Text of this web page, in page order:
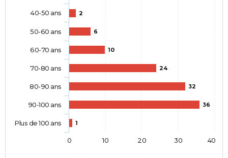
2
6
10
24
32
36
1
40-50 ans
50-60 ans
60-70 ans
70-80 ans
80-90 ans
90-100 ans
Plus de 100 ans
0 10 20 30 40